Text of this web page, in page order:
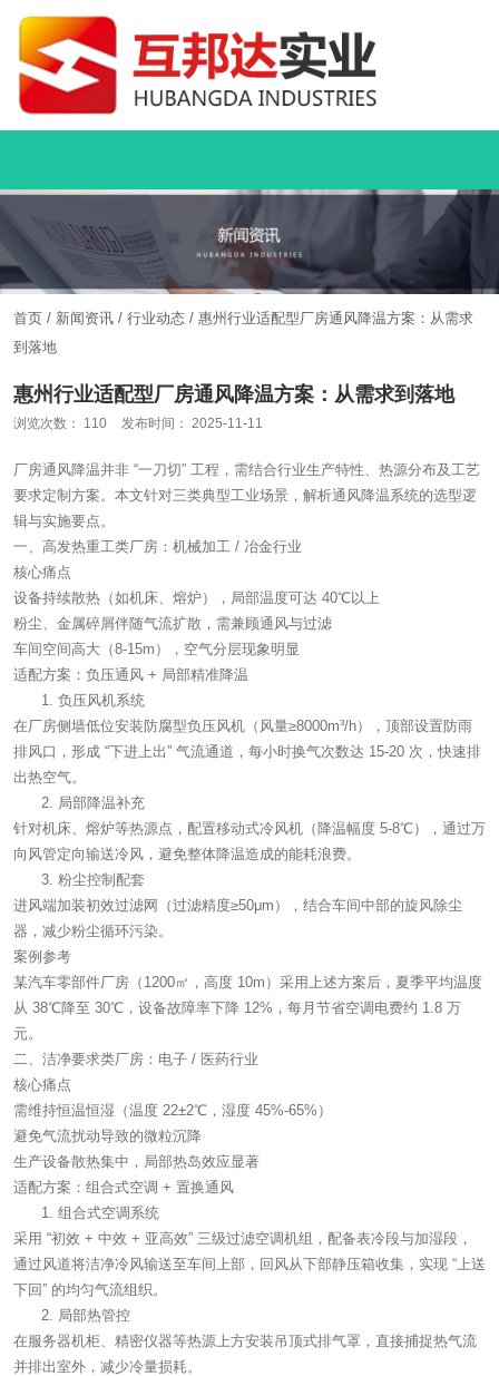
首页 / 新闻资讯 / 行业动态 / 惠州行业适配型厂房通风降温方案：从需求
到落地
惠州行业适配型厂房通风降温方案：从需求到落地
浏览次数： 110 发布时间： 2025-11-11
厂房通风降温并非 “一刀切” 工程，需结合行业生产特性、热源分布及工艺
要求定制方案。本文针对三类典型工业场景，解析通风降温系统的选型逻
辑与实施要点。
一、高发热重工类厂房：机械加工 / 冶金行业
核心痛点
设备持续散热（如机床、熔炉），局部温度可达 40℃以上
粉尘、金属碎屑伴随气流扩散，需兼顾通风与过滤
车间空间高大（8-15m），空气分层现象明显
适配方案：负压通风 + 局部精准降温
负压风机系统
在厂房侧墙低位安装防腐型负压风机（风量≥8000m³/h），顶部设置防雨
排风口，形成 “下进上出” 气流通道，每小时换气次数达 15-20 次，快速排
出热空气。
局部降温补充
针对机床、熔炉等热源点，配置移动式冷风机（降温幅度 5-8℃），通过万
向风管定向输送冷风，避免整体降温造成的能耗浪费。
粉尘控制配套
进风端加装初效过滤网（过滤精度≥50μm），结合车间中部的旋风除尘
器，减少粉尘循环污染。
案例参考
某汽车零部件厂房（1200㎡，高度 10m）采用上述方案后，夏季平均温度
从 38℃降至 30℃，设备故障率下降 12%，每月节省空调电费约 1.8 万
元。
二、洁净要求类厂房：电子 / 医药行业
核心痛点
需维持恒温恒湿（温度 22±2℃，湿度 45%-65%）
避免气流扰动导致的微粒沉降
生产设备散热集中，局部热岛效应显著
适配方案：组合式空调 + 置换通风
组合式空调系统
采用 “初效 + 中效 + 亚高效” 三级过滤空调机组，配备表冷段与加湿段，
通过风道将洁净冷风输送至车间上部，回风从下部静压箱收集，实现 “上送
下回” 的均匀气流组织。
局部热管控
在服务器机柜、精密仪器等热源上方安装吊顶式排气罩，直接捕捉热气流
并排出室外，减少冷量损耗。